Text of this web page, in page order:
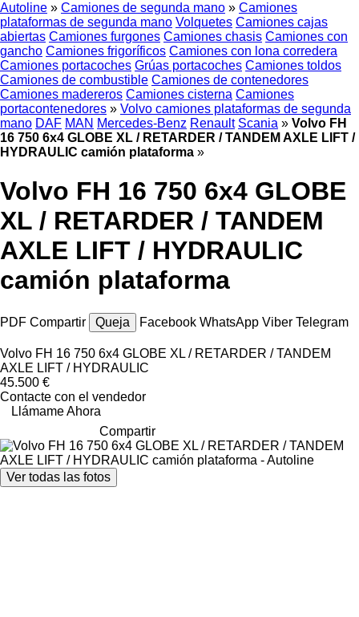
Autoline » Camiones de segunda mano » Camiones
plataformas de segunda mano Volquetes Camiones cajas
abiertas Camiones furgones Camiones chasis Camiones con
gancho Camiones frigoríficos Camiones con lona corredera
Camiones portacoches Grúas portacoches Camiones toldos
Camiones de combustible Camiones de contenedores
Camiones madereros Camiones cisterna Camiones
portacontenedores » Volvo camiones plataformas de segunda
mano DAF MAN Mercedes-Benz Renault Scania » Volvo FH
16 750 6x4 GLOBE XL / RETARDER / TANDEM AXLE LIFT /
HYDRAULIC camión plataforma »
Volvo FH 16 750 6x4 GLOBE
XL / RETARDER / TANDEM
AXLE LIFT / HYDRAULIC
camión plataforma
PDF Compartir Queja Facebook WhatsApp Viber Telegram
Volvo FH 16 750 6x4 GLOBE XL / RETARDER / TANDEM
AXLE LIFT / HYDRAULIC
45.500 €
Contacte con el vendedor
Llámame Ahora
Compartir
Ver todas las fotos